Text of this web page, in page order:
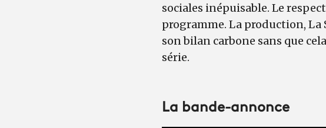
sociales inépuisable. Le
programme. La production,
son bilan carbone sans que
série.
La bande-annonce